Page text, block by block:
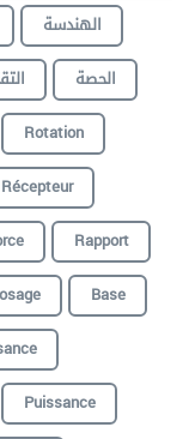
الهندسة
الحصة
Rotation
Récepteur
Rapport
Base
Puissance